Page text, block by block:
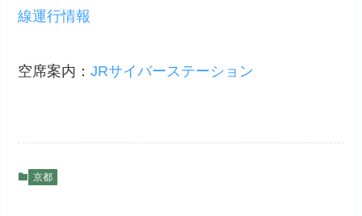
線運行情報
空席案内：JRサイバーステーション
京都